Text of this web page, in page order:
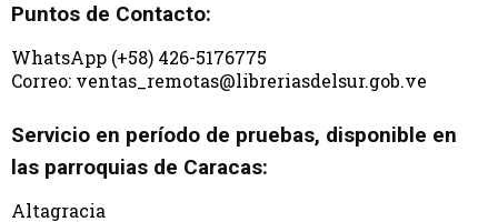
Puntos de Contacto:
WhatsApp (+58) 426-5176775
Correo: ventas_remotas@libreriasdelsur.gob.ve
Servicio en período de pruebas, disponible en
las parroquias de Caracas:
Altagracia